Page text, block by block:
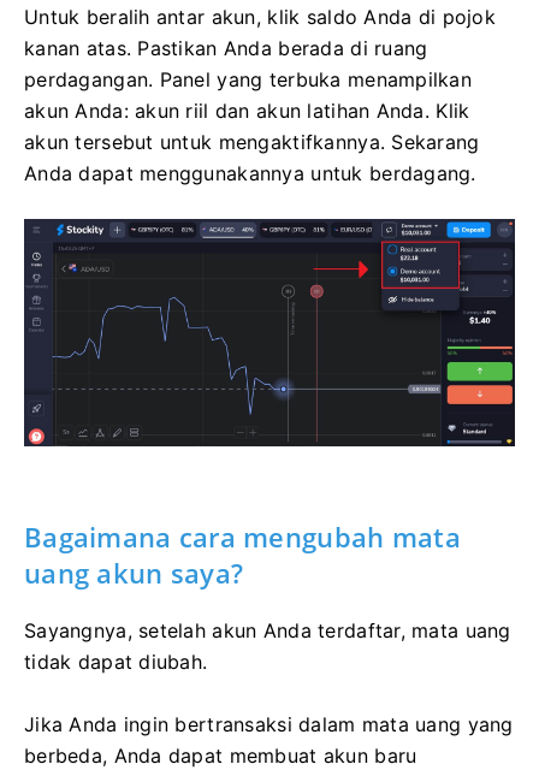
Untuk beralih antar akun, klik saldo Anda di pojok
kanan atas. Pastikan Anda berada di ruang
perdagangan. Panel yang terbuka menampilkan
akun Anda: akun riil dan akun latihan Anda. Klik
akun tersebut untuk mengaktifkannya. Sekarang
Anda dapat menggunakannya untuk berdagang.
Bagaimana cara mengubah mata
uang akun saya?
Sayangnya, setelah akun Anda terdaftar, mata uang
tidak dapat diubah.
Jika Anda ingin bertransaksi dalam mata uang yang
berbeda, Anda dapat membuat akun baru